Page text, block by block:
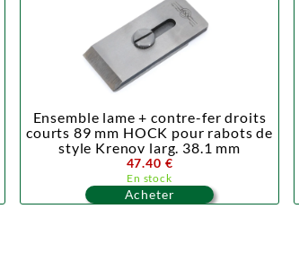
Ensemble lame + contre-fer droits
courts 89 mm HOCK pour rabots de
style Krenov larg. 38.1 mm
47.40 €
En stock
Acheter